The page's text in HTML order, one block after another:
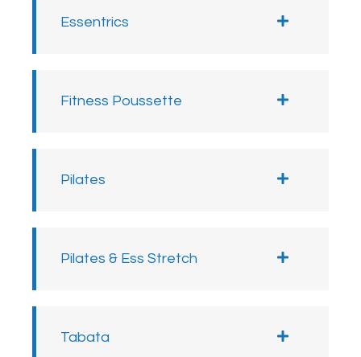
Essentrics
Fitness Poussette
Pilates
Pilates & Ess Stretch
Tabata